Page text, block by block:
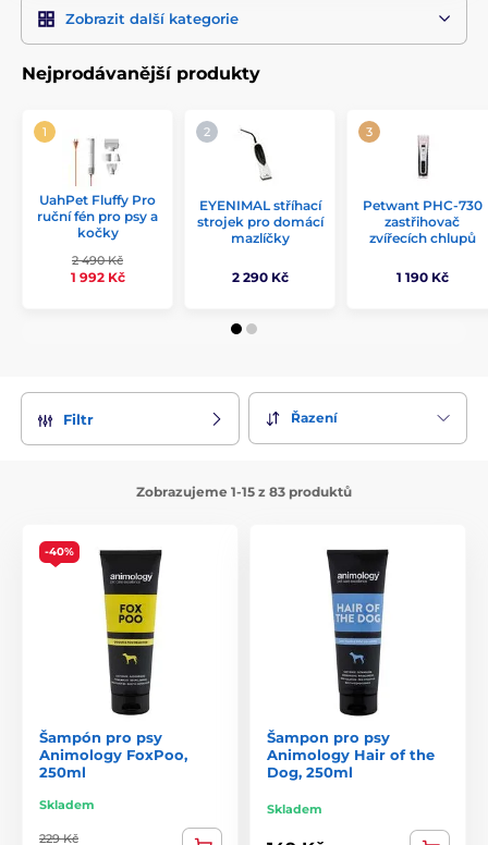
Zobrazit další kategorie
Nejprodávanější produkty
UahPet Fluffy Pro
ruční fén pro psy a
kočky
2 490 Kč
1 992 Kč
EYENIMAL stříhací
strojek pro domácí
mazlíčky
2 290 Kč
Petwant PHC-730
zastřihovač
zvířecích chlupů
1 190 Kč
Filtr Řazení
Zobrazujeme 1-15 z 83 produktů
-40%
Šampón pro psy
Animology FoxPoo,
250ml
Skladem
229 Kč
Šampon pro psy
Animology Hair of the
Dog, 250ml
Skladem